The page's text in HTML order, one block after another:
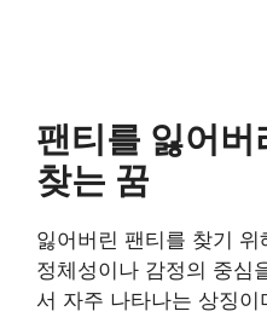
팬티를 잃어
찾는 꿈
잃어버린 팬티를 찾기
정체성이나 감정의 중심
서 자주 나타나는 상징